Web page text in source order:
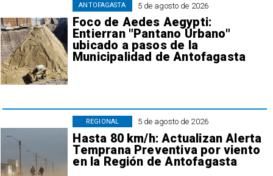
5 de agosto de 2026
Foco de Aedes Aegypti:
Entierran "Pantano Urbano"
ubicado a pasos de la
Municipalidad de Antofagasta
ANTOFAGASTA
5 de agosto de 2026
Hasta 80 km/h: Actualizan Alerta
Temprana Preventiva por viento
en la Región de Antofagasta
REGIONAL